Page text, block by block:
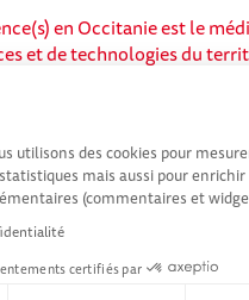
utilisons des cookies pour
mais aussi pour
(commentaires et
certifiés par
en Occitanie est le
et de technologies du
acteurs locaux. Ce projet
via les fonds européen de
Science(s) en
by Amcsti.
Politique de confidentialité